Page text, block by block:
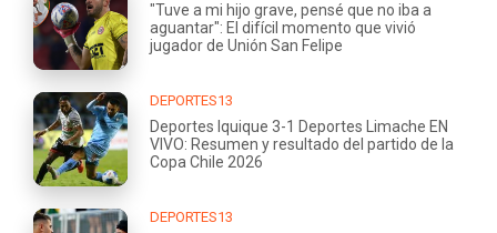
"Tuve a mi hijo grave, pensé que no iba a
aguantar": El difícil momento que vivió
jugador de Unión San Felipe
DEPORTES13
Deportes Iquique 3-1 Deportes Limache EN
VIVO: Resumen y resultado del partido de la
Copa Chile 2026
DEPORTES13